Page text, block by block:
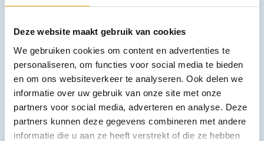
Deze website maakt gebruik van cookies
We gebruiken cookies om content en advertenties te
personaliseren, om functies voor social media te bieden
en om ons websiteverkeer te analyseren. Ook delen we
informatie over uw gebruik van onze site met onze
partners voor social media, adverteren en analyse. Deze
partners kunnen deze gegevens combineren met andere
informatie die u aan ze heeft verstrekt of die ze hebben
15.95 excl. btw
In winkelwagen